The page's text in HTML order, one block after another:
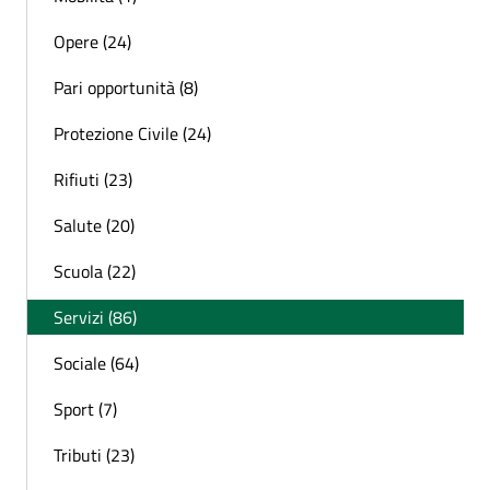
Opere (24)
Pari opportunità (8)
Protezione Civile (24)
Rifiuti (23)
Salute (20)
Scuola (22)
Servizi (86)
Sociale (64)
Sport (7)
Tributi (23)